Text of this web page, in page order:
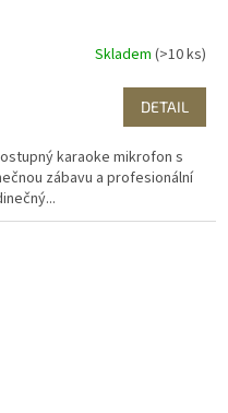
Skladem (>10 ks)
DETAIL
karaoke mikrofon s
zábavu a profesionální